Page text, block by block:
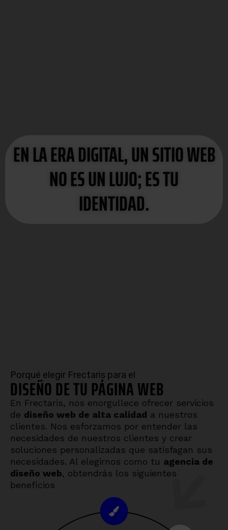
EN LA ERA DIGITAL, UN SITIO WEB
NO ES UN LUJO; ES TU
IDENTIDAD.
Porqué elegir Frectaris para el
DISEÑO DE TU PÁGINA WEB
En Frectaris, nos enorgullece ofrecer servicios
de diseño web de alta calidad a nuestros
clientes. Nos esforzamos por entender las
necesidades de nuestros clientes y crear
soluciones personalizadas que satisfagan sus
necesidades. Al elegirnos como tu agencia de
diseño web, obtendrás los siguientes
beneficios